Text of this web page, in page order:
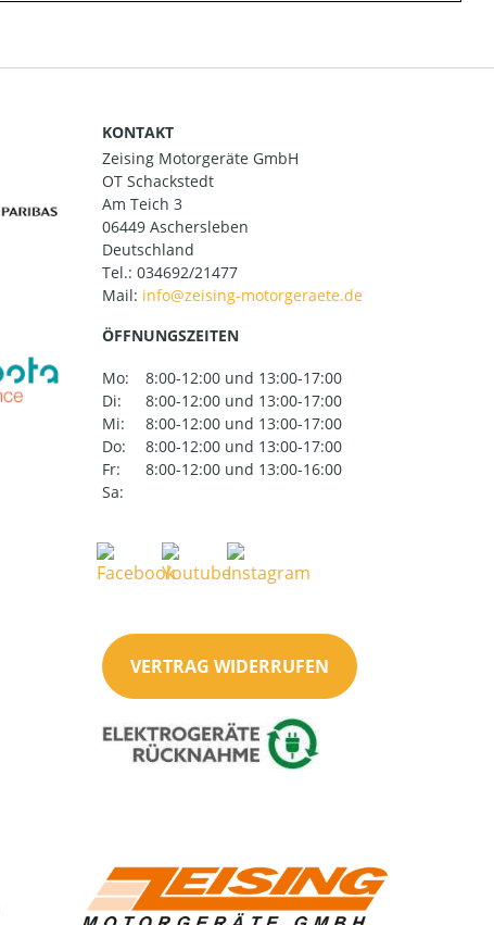
KONTAKT
Zeising Motorgeräte GmbH
OT Schackstedt
Am Teich 3
06449 Aschersleben
Deutschland
Tel.: 034692/21477
Mail:
ÖFFNUNGSZEITEN
Mo:
8:00-12:00 und 13:00-17:00
Di:
8:00-12:00 und 13:00-17:00
Mi:
8:00-12:00 und 13:00-17:00
Do:
8:00-12:00 und 13:00-17:00
Fr:
8:00-12:00 und 13:00-16:00
Sa:
VERTRAG WIDERRUFEN